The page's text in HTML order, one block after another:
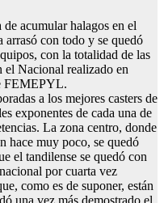
acumular halagos en el
arrasó con todo y se quedó
con la totalidad de las
el Nacional realizado en
FEMEPYL.
a los mejores casters de
exponentes de cada una de
La zona centro, donde
hace muy poco, se quedó
el tandilense se quedó con
por cuarta vez
como es de suponer, están